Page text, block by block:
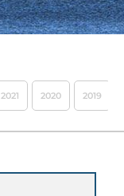
2021 2020 2019